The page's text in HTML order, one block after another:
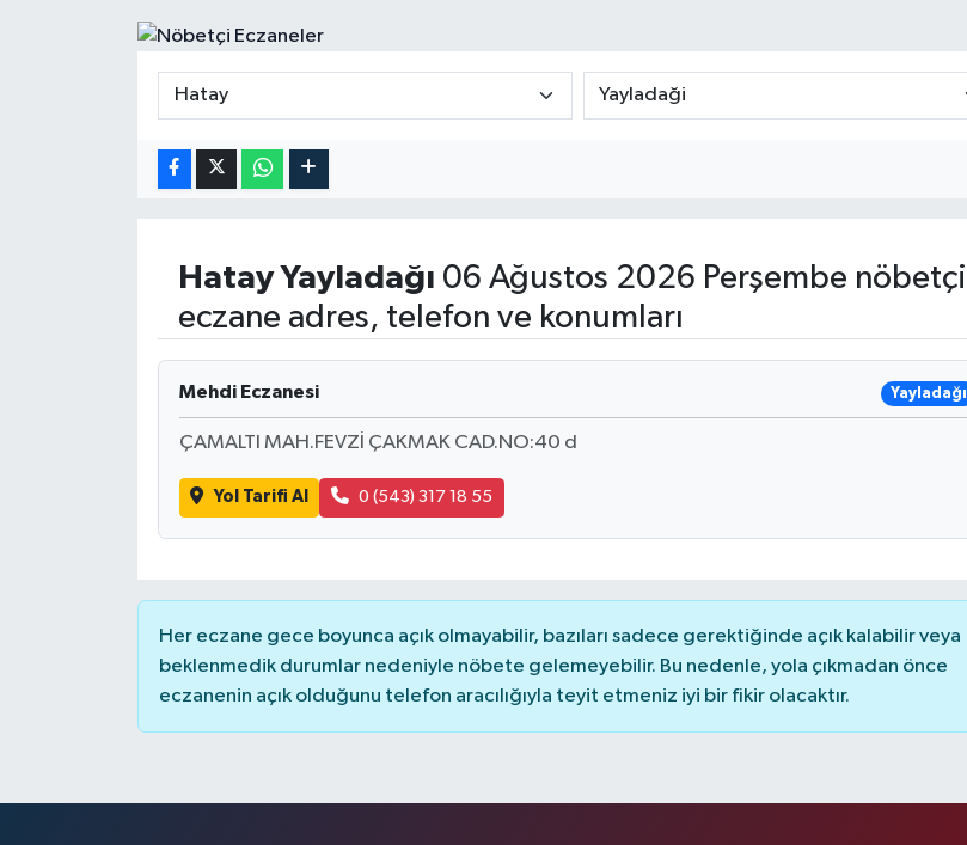
Hatay Yayladağı 06 Ağustos 2026 Perşembe nöbetçi
eczane adres, telefon ve konumları
Mehdi Eczanesi Yayladağı
ÇAMALTI MAH.FEVZİ ÇAKMAK CAD.NO:40 d
Yol Tarifi Al 0 (543) 317 18 55
Her eczane gece boyunca açık olmayabilir, bazıları sadece gerektiğinde açık kalabilir veya
beklenmedik durumlar nedeniyle nöbete gelemeyebilir. Bu nedenle, yola çıkmadan önce
eczanenin açık olduğunu telefon aracılığıyla teyit etmeniz iyi bir fikir olacaktır.